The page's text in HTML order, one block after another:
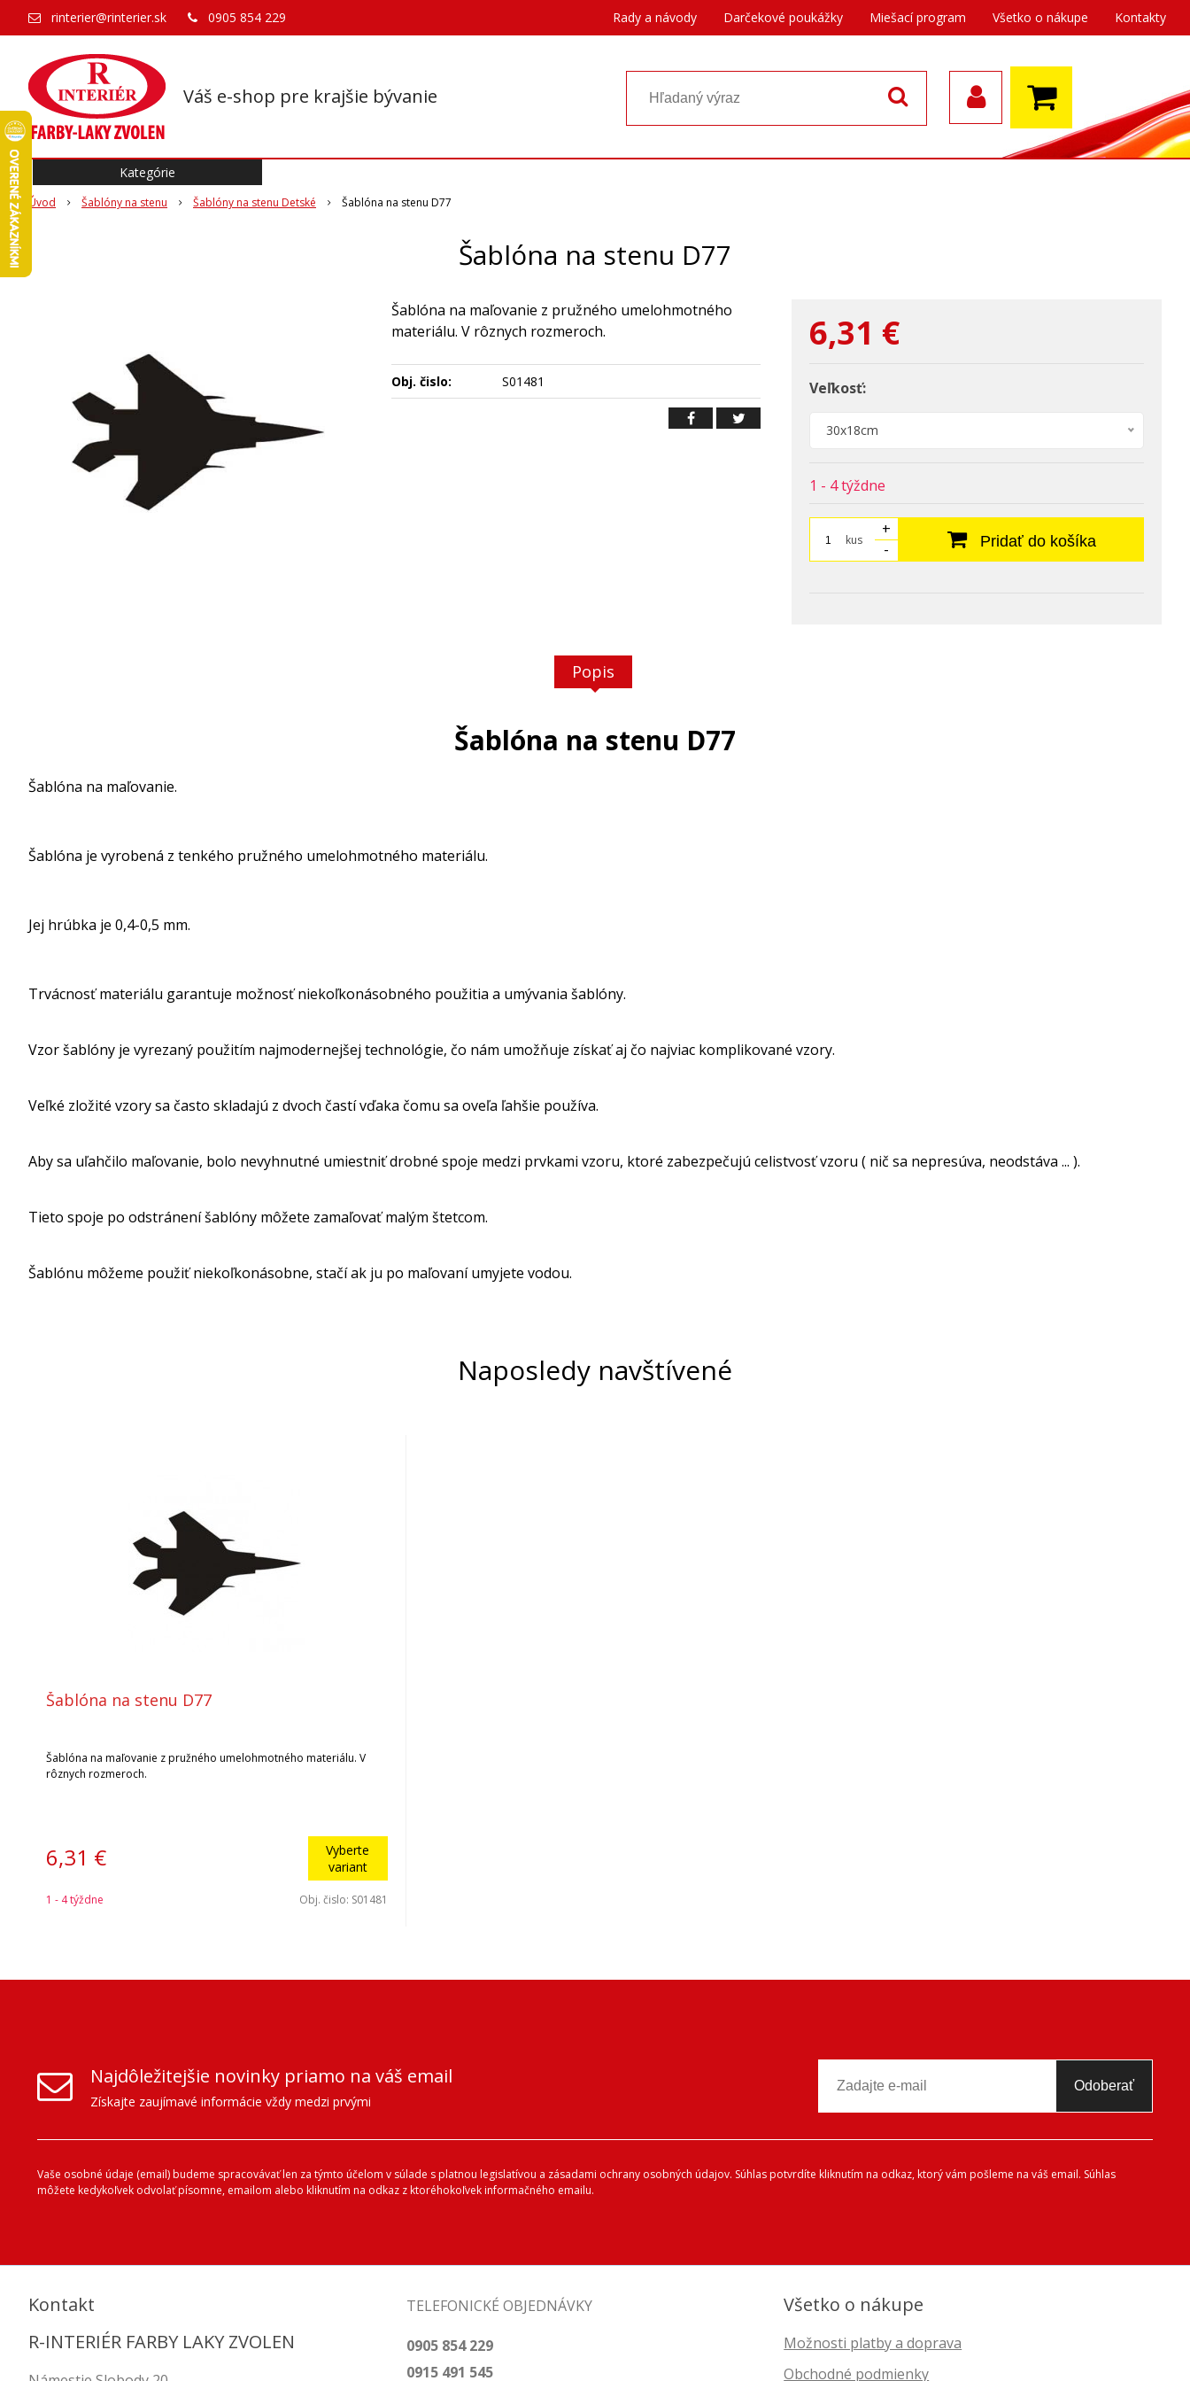
Váš e-shop pre krajšie bývanie
rinterier@rinterier.sk 0905 854 229 Rady a návody Darčekové poukážky Miešací program Všetko o nákupe Kontakty
Úvod Šablóny na stenu Šablóny na stenu Detské Šablóna na stenu D77
Šablóna na stenu D77
6,31 €
Veľkosť:
30x18cm
1 - 4 týždne
kus
+
-
Pridať do košíka
Šablóna na maľovanie z pružného umelohmotného
materiálu. V rôznych rozmeroch.
Obj. čislo: S01481
Popis
Šablóna na stenu D77
Šablóna na maľovanie.
Šablóna je vyrobená z tenkého pružného umelohmotného materiálu.
Jej hrúbka je 0,4-0,5 mm.
Trvácnosť materiálu garantuje možnosť niekoľkonásobného použitia a umývania šablóny.
Vzor šablóny je vyrezaný použitím najmodernejšej technológie, čo nám umožňuje získať aj čo najviac komplikované vzory.
Veľké zložité vzory sa často skladajú z dvoch častí vďaka čomu sa oveľa ľahšie používa.
Aby sa uľahčilo maľovanie, bolo nevyhnutné umiestniť drobné spoje medzi prvkami vzoru, ktoré zabezpečujú celistvosť vzoru ( nič sa nepresúva, neodstáva ... ).
Tieto spoje po odstránení šablóny môžete zamaľovať malým štetcom.
Šablónu môžeme použiť niekoľkonásobne, stačí ak ju po maľovaní umyjete vodou.
Naposledy navštívené
Šablóna na stenu D77
Šablóna na maľovanie z pružného umelohmotného materiálu. V
rôznych rozmeroch.
6,31 €
Vyberte
variant
1 - 4 týždne Obj. čislo: S01481
Kategórie
Najdôležitejšie novinky priamo na váš email
Získajte zaujímavé informácie vždy medzi prvými
Odoberať
Vaše osobné údaje (email) budeme spracovávať len za týmto účelom v súlade s platnou legislatívou a zásadami ochrany osobných údajov. Súhlas potvrdíte kliknutím na odkaz, ktorý vám pošleme na váš email. Súhlas
môžete kedykoľvek odvolať písomne, emailom alebo kliknutím na odkaz z ktoréhokoľvek informačného emailu.
Kontakt
R-INTERIÉR FARBY LAKY ZVOLEN
TELEFONICKÉ OBJEDNÁVKY
0905 854 229
0915 491 545
Všetko o nákupe
Možnosti platby a doprava
Obchodné podmienky